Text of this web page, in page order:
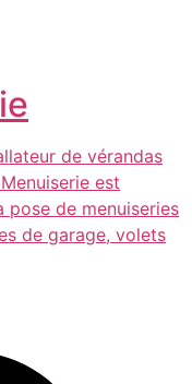
de vérandas
est
pose de menuiseries
de garage, volets